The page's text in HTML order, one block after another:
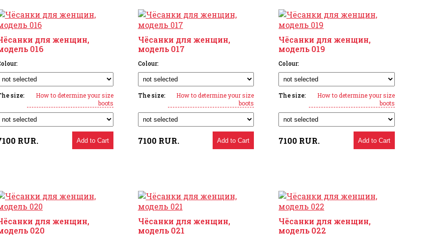
для женщин,
016
size:
How to determine your size
boots
RUR. Add to Cart
Чёсанки для женщин,
модель 017
Colour:
The size:
How to determine your size
boots
7100 RUR. Add to Cart
Чёсанки для женщин,
модель 019
Colour:
The size:
How to determine your size
boots
7100 RUR. Add to Cart
для женщин,
020
Чёсанки для женщин,
модель 021
Чёсанки для женщин,
модель 022